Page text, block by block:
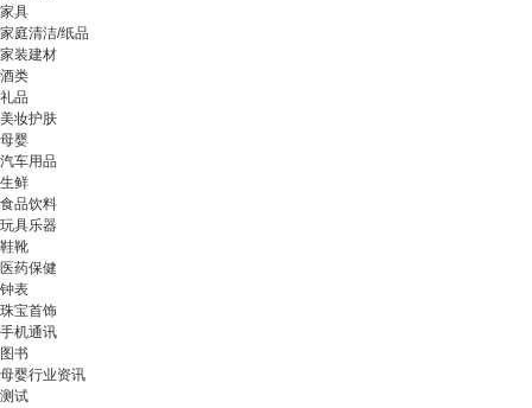
家具
家庭清洁/纸品
家装建材
酒类
礼品
美妆护肤
母婴
汽车用品
生鲜
食品饮料
玩具乐器
鞋靴
医药保健
钟表
珠宝首饰
手机通讯
图书
母婴行业资讯
测试